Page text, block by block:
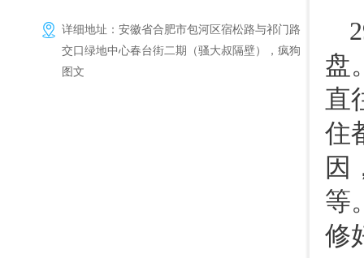
详细地址：安徽省合肥市包河区宿松路与祁门路
交口绿地中心春台街二期（骚大叔隔壁），疯狗
图文
盘
直
住
因
等
修